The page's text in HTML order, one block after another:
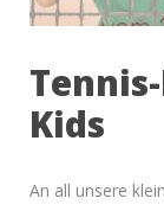
Kids
An all unsere